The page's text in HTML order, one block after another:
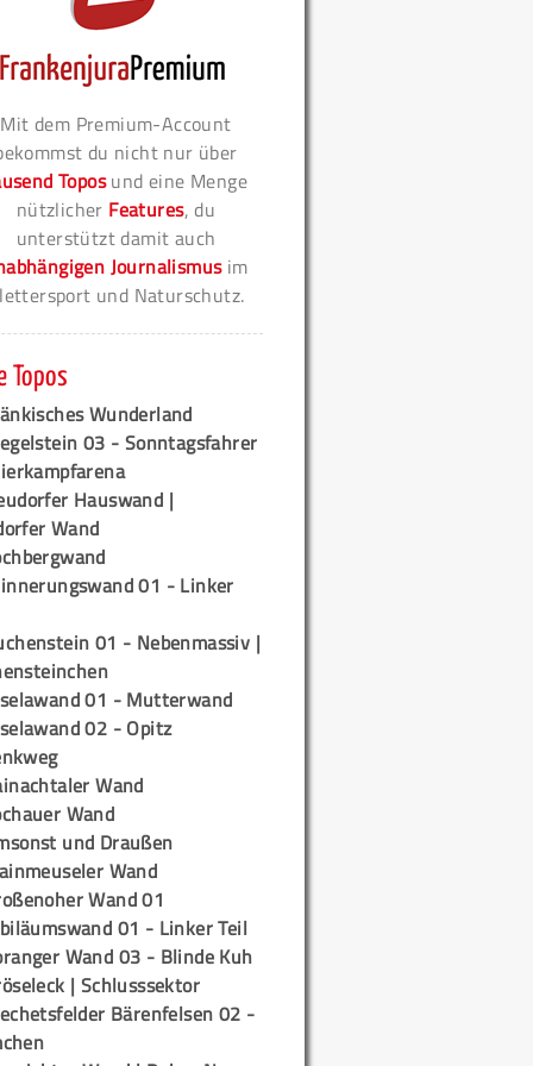
Mit dem Premium-Account
du nicht nur über
Toposund eine Menge
nützlicher Features, du
unterstützt damit auch
Journalismusim
und Naturschutz.
Topos
Wunderland
03 - Sonntagsfahrer
Hauswand |
Wand
01 - Linker
01 - Nebenmassiv |
01 - Mutterwand
02 - Opitz
Wand
Wand
und Draußen
Wand
Wand 01
01 - Linker Teil
Wand 03 - Blinde Kuh
| Schlusssektor
Bärenfelsen 02 -